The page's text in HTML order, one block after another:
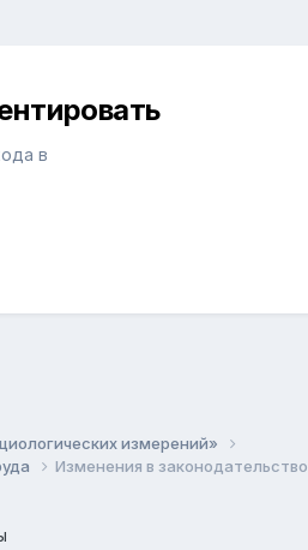
в
измерений»
Изменения в законодательство